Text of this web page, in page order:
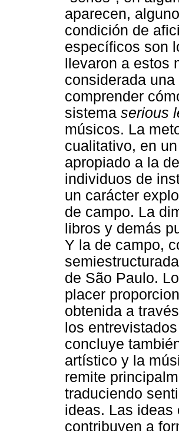
aparecen,
condición de
específicos son
llevaron a
considerada
comprender
sistema serious
músicos. La
cualitativo, en
apropiado a la
individuos de
un carácter
de campo. La
libros y demás
Y la de campo,
de São Paulo.
placer
obtenida a
los
concluye
artístico y la
remite
traduciendo
ideas. Las ideas
contribuyen a